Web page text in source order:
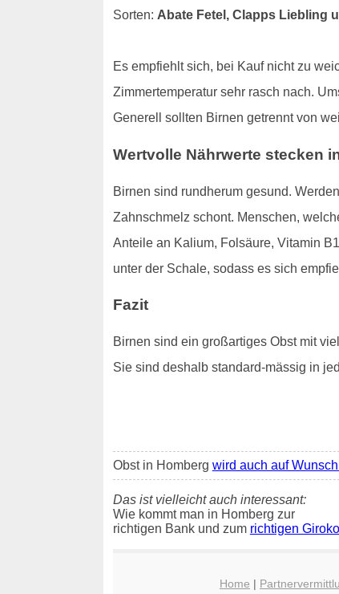
Sorten: Abate Fetel, Clapps Liebling
Es empfiehlt sich, bei Kauf nicht zu
Zimmertemperatur sehr rasch nach.
Generell sollten Birnen getrennt von
Wertvolle Nährwerte stecken
Birnen sind rundherum gesund.
Zahnschmelz schont. Menschen,
Anteile an Kalium, Folsäure, Vitamin
unter der Schale, sodass es sich
Fazit
Birnen sind ein großartiges Obst mit
Sie sind deshalb standard-mässig in
Obst in Homberg wird auch auf
Das ist vielleicht auch interessant:
Wie kommt man in Homberg zur
richtigen Bank und zum richtigen
Home |